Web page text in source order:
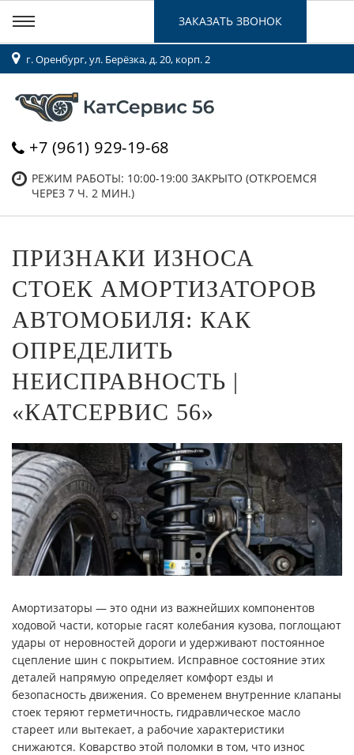
г. Оренбург, ул. Берёзка, д. 20, корп. 2
+7 (961) 929-19-68
РЕЖИМ РАБОТЫ: 10:00-19:00 ЗАКРЫТО (ОТКРОЕМСЯ
ЧЕРЕЗ 7 Ч. 2 МИН.)
ЗАКАЗАТЬ ЗВОНОК
ПРИЗНАКИ ИЗНОСА
СТОЕК АМОРТИЗАТОРОВ
АВТОМОБИЛЯ: КАК
ОПРЕДЕЛИТЬ
НЕИСПРАВНОСТЬ |
«КАТСЕРВИС 56»
Амортизаторы — это одни из важнейших компонентов
ходовой части, которые гасят колебания кузова, поглощают
удары от неровностей дороги и удерживают постоянное
сцепление шин с покрытием. Исправное состояние этих
деталей напрямую определяет комфорт езды и
безопасность движения. Со временем внутренние клапаны
стоек теряют герметичность, гидравлическое масло
стареет или вытекает, а рабочие характеристики
снижаются. Коварство этой поломки в том, что износ